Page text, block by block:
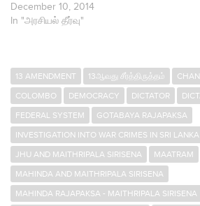
December 10, 2014
In "அரசியல் தீர்வு"
13 AMENDMENT 13ஆவது சீர்த்திருத்தம்
COLOMBO
DEMOCRACY DICTATOR
FEDERAL SYSTEM
GOTABAYA RAJAPAKSA
INVESTIGATION INTO WAR CRIMES IN SRI LANKA
JHU AND MAITHRIPALA SIRISENA
MAATRAM
MAHINDA AND MAITHRIPALA SIRISENA
MAHINDA RAJAPAKSA - MAITHRIPALA SIRISENA